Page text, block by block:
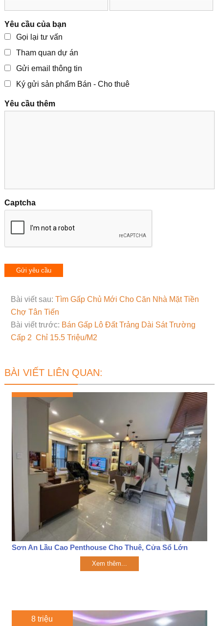
Yêu cầu của bạn
Gọi lại tư vấn
Tham quan dự án
Gửi email thông tin
Ký gửi sản phẩm Bán - Cho thuê
Yêu cầu thêm
Captcha
Bài viết sau: Tìm Gấp Chủ Mới Cho Căn Nhà Mặt Tiền
Chợ Tân Tiến
Bài viết trước: Bán Gấp Lô Đất Trảng Dài Sát Trường
Cấp 2 Chỉ 15.5 Triệu/M2
BÀI VIẾT LIÊN QUAN:
Sơn An Lầu Cao Penthouse Cho Thuê, Cửa Sổ Lớn
Xem thêm...
8 triệu